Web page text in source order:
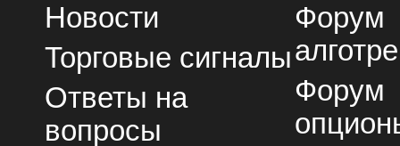
Новости
Торговые сигналы
Ответы на
вопросы
Форум
Форум